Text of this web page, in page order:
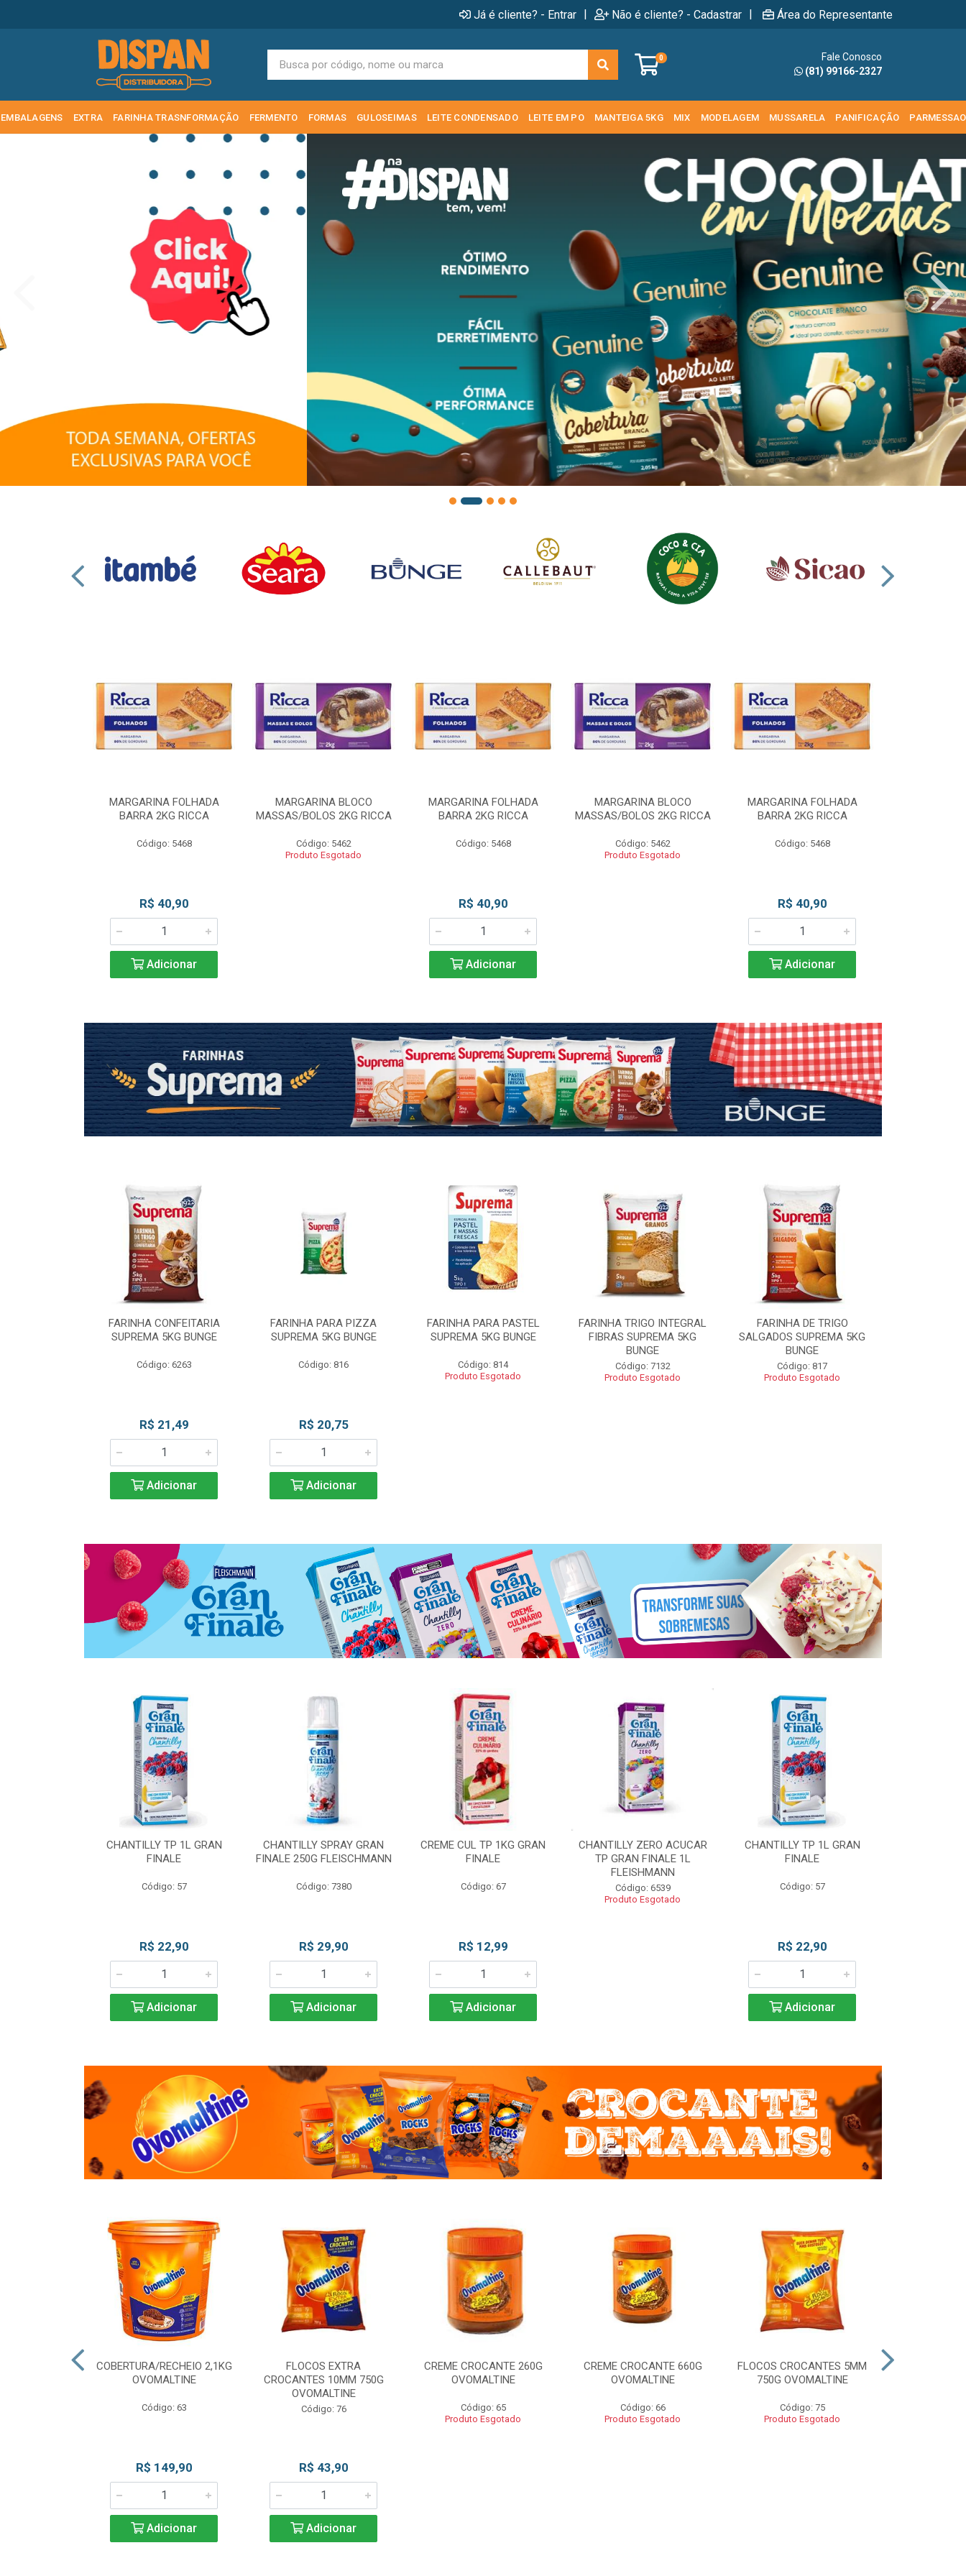
Já é cliente? - Entrar | Não é cliente? - Cadastrar | Área do Representante
0
Fale Conosco
(81) 99166-2327
EMBALAGENS EXTRA FARINHA TRASNFORMAÇÃO FERMENTO FORMAS GULOSEIMAS LEITE CONDENSADO LEITE EM PO MANTEIGA 5KG MIX MODELAGEM MUSSARELA PANIFICAÇÃO PARMESSAO
MARGARINA FOLHADA
BARRA 2KG RICCA
Código: 5468
R$ 40,90
Adicionar
MARGARINA BLOCO
MASSAS/BOLOS 2KG RICCA
Código: 5462
Produto Esgotado
MARGARINA FOLHADA
BARRA 2KG RICCA
Código: 5468
R$ 40,90
Adicionar
MARGARINA BLOCO
MASSAS/BOLOS 2KG RICCA
Código: 5462
Produto Esgotado
MARGARINA FOLHADA
BARRA 2KG RICCA
Código: 5468
R$ 40,90
Adicionar
FARINHA CONFEITARIA
SUPREMA 5KG BUNGE
Código: 6263
R$ 21,49
Adicionar
FARINHA PARA PIZZA
SUPREMA 5KG BUNGE
Código: 816
R$ 20,75
Adicionar
FARINHA PARA PASTEL
SUPREMA 5KG BUNGE
Código: 814
Produto Esgotado
FARINHA TRIGO INTEGRAL
FIBRAS SUPREMA 5KG
BUNGE
Código: 7132
Produto Esgotado
FARINHA DE TRIGO
SALGADOS SUPREMA 5KG
BUNGE
Código: 817
Produto Esgotado
CHANTILLY TP 1L GRAN
FINALE
Código: 57
R$ 22,90
Adicionar
CHANTILLY SPRAY GRAN
FINALE 250G FLEISCHMANN
Código: 7380
R$ 29,90
Adicionar
CREME CUL TP 1KG GRAN
FINALE
Código: 67
R$ 12,99
Adicionar
CHANTILLY ZERO ACUCAR
TP GRAN FINALE 1L
FLEISHMANN
Código: 6539
Produto Esgotado
CHANTILLY TP 1L GRAN
FINALE
Código: 57
R$ 22,90
Adicionar
COBERTURA/RECHEIO 2,1KG
OVOMALTINE
Código: 63
R$ 149,90
Adicionar
FLOCOS EXTRA
CROCANTES 10MM 750G
OVOMALTINE
Código: 76
R$ 43,90
Adicionar
CREME CROCANTE 260G
OVOMALTINE
Código: 65
Produto Esgotado
CREME CROCANTE 660G
OVOMALTINE
Código: 66
Produto Esgotado
FLOCOS CROCANTES 5MM
750G OVOMALTINE
Código: 75
Produto Esgotado